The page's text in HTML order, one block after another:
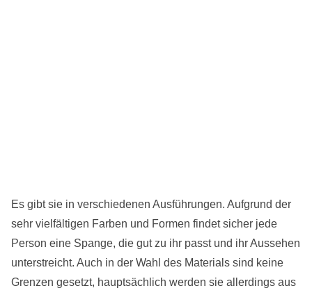
Es gibt sie in verschiedenen Ausführungen. Aufgrund der
sehr vielfältigen Farben und Formen findet sicher jede
Person eine Spange, die gut zu ihr passt und ihr Aussehen
unterstreicht. Auch in der Wahl des Materials sind keine
Grenzen gesetzt, hauptsächlich werden sie allerdings aus